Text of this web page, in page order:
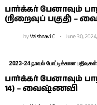
பார்க்கர் பேனாவும்
(நிறைவுப் பகுதி)
byVaishnavi C June 30,
2023-24 நாவல் போட்டிக்கான பதிவுகள்
பார்க்கர் பேனாவும்
14) – வைஷ்ணவி